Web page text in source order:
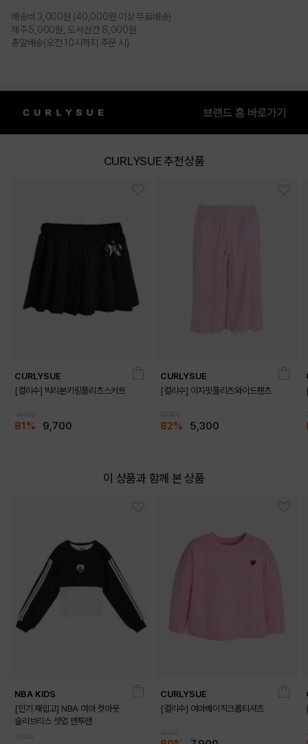
DETAILS
배송비 3,000원 (40,000원 이상 무료배송)
제주 5,000원, 도서산간 8,000원
총알배송(오전 10시까지 주문 시)
CURLYSUE 추천상품
CURLYSUE
[컬리수] 빅리본키링플리츠스커트
81% 9,700
CURLYSUE
[컬리수] 이지핏플리츠와이드팬츠
82% 5,300
이 상품과 함께 본 상품
NBA KIDS
[인기 재입고] NBA 여아 컷아웃
슬리브리스 셋업 맨투맨
CURLYSUE
[컬리수] 여아베이직크롭티셔츠